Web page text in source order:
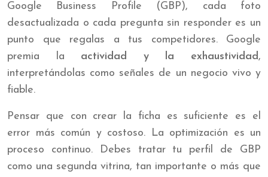
Google Business Profile (GBP), cada foto
desactualizada o cada pregunta sin responder es un
punto que regalas a tus competidores. Google
premia la actividad y la exhaustividad,
interpretándolas como señales de un negocio vivo y
fiable.
Pensar que con crear la ficha es suficiente es el
error más común y costoso. La optimización es un
proceso continuo. Debes tratar tu perfil de GBP
como una segunda vitrina, tan importante o más que